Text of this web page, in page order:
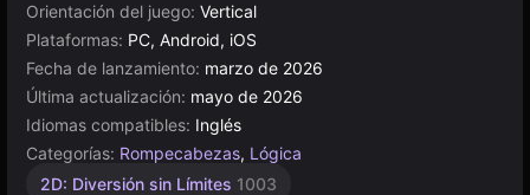
Orientación del juego: Vertical
Plataformas: PC, Android, iOS
Fecha de lanzamiento: marzo de 2026
Última actualización: mayo de 2026
Idiomas compatibles: Inglés
Categorías: Rompecabezas, Lógica
2D: Diversión sin Límites 1003